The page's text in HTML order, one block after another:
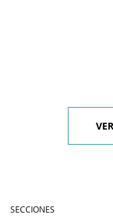
SECCIONES